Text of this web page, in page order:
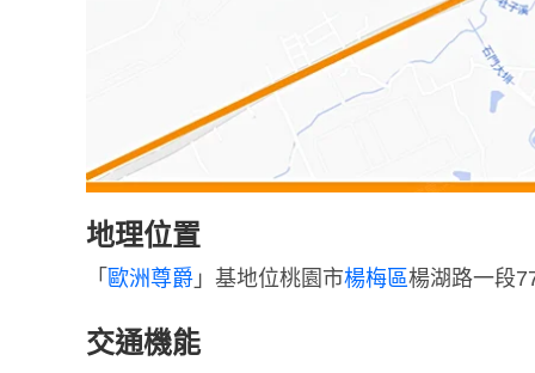
地理位置
「 歐洲尊爵 」基地位桃園市楊梅區楊湖路一段
交通機能